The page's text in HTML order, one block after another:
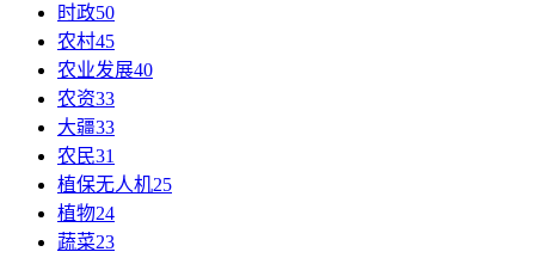
时政50
农村45
农业发展40
农资33
大疆33
农民31
植保无人机25
植物24
蔬菜23